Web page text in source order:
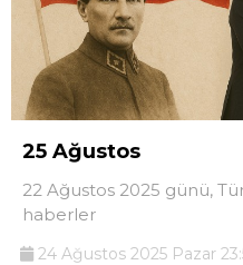
25 Ağustos
22 Ağustos 2025 günü,
haberler
24 Ağustos 2025 Pazar